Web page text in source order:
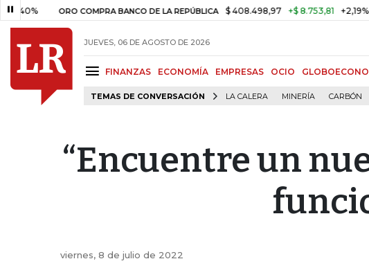
ORO COMPRA BANCO DE LA REPÚBLICA $ 408.498,97 +$ 8.753,81 +2,19% TASA
JUEVES, 06 DE AGOSTO DE 2026
FINANZAS ECONOMÍA EMPRESAS OCIO
TEMAS DE CONVERSACIÓN LA CALERA MINERÍA CARBÓN
“Encuentre un
viernes, 8 de julio de 2022